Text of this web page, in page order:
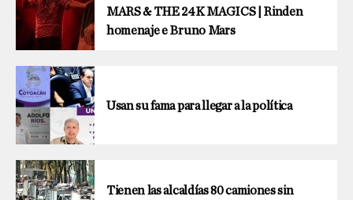
MARS & THE 24K MAGICS | Rinden
homenaje e Bruno Mars
Usan su fama para llegar a la política
Tienen las alcaldías 80 camiones sin